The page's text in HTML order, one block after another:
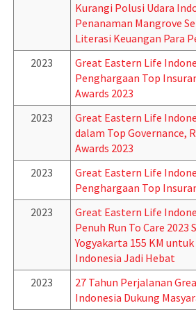
Kurangi Polusi Udara
Penanaman Mangrove
Literasi Keuangan Para
2023
Great Eastern Life
Penghargaan Top
Awards 2023
2023
Great Eastern Life
dalam Top Governance,
Awards 2023
2023
Great Eastern Life
Penghargaan Top
2023
Great Eastern Life
Penuh Run To Care 2023
Yogyakarta 155 KM
Indonesia Jadi Hebat
2023
27 Tahun Perjalanan
Indonesia Dukung